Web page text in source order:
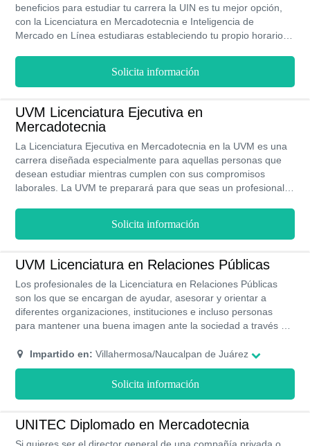
beneficios para estudiar tu carrera la UIN es tu mejor opción,
con la Licenciatura en Mercadotecnia e Inteligencia de
Mercado en Línea estudiaras estableciendo tu propio horario y
disfrutaras de becas durante los 3 años que dura la carrera, tus
profesores son profesionales altamente capacitados y los
programas académicos cuentan con validez oficial emitida por
la SEP.
Solicita información
UVM Licenciatura Ejecutiva en
Mercadotecnia
La Licenciatura Ejecutiva en Mercadotecnia en la UVM es una
carrera diseñada especialmente para aquellas personas que
desean estudiar mientras cumplen con sus compromisos
laborales. La UVM te preparará para que seas un profesional
que seas un licenciado reconocido en el área de mercadeo.
Esta licenciatura ejecutiva tiene una duración de tres años y
podrás estudiarla de forma presencial o en línea.
Solicita información
UVM Licenciatura en Relaciones Públicas
Los profesionales de la Licenciatura en Relaciones Públicas
son los que se encargan de ayudar, asesorar y orientar a
diferentes organizaciones, instituciones e incluso personas
para mantener una buena imagen ante la sociedad a través de
habilidades comunicativas y creativas para crear las mejores
estrategias en los proyectos de imágenes publicitarias. Esta es
una carrera que tiene una duración de 4 años y medio, y se
estudia de forma presencial en 4 campus de la UVM.
Impartido en: Villahermosa/Naucalpan de Juárez
Solicita información
UNITEC Diplomado en Mercadotecnia